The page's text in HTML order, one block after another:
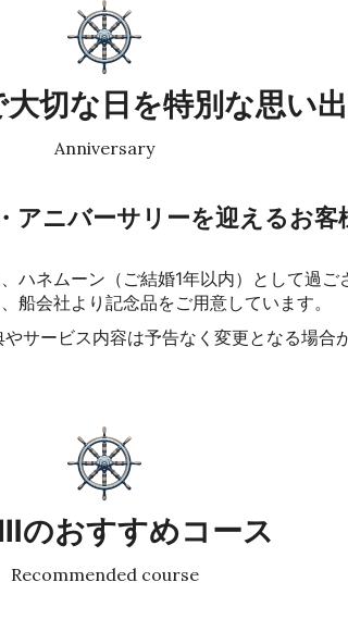
大切な日を特別な思い
Anniversary
アニバーサリーを迎えるお客
ハネムーン（ご結婚1年以内）として過
船会社より記念品をご用意しています。
サービス内容は予告なく変更となる場合
のおすすめコース
Recommended course